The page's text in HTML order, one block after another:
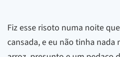
Fiz esse risoto numa noite
cansada, e eu não tinha nada